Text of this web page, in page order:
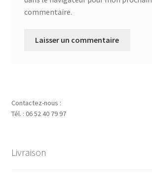
commentaire.
Contactez-nous :
Tél. : 06 52 40 79 97
Livraison